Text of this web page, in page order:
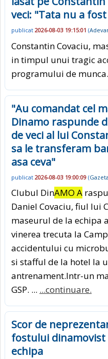
veci: "Tata nu a
publicat 2026-08-03 19:15:01 (
Constantin Covaciu,
in timpul unui tragic
programului de munca.
"Au comandat cel
Dinamo raspunde
de veci al lui
sa le transferam
asa ceva"
publicat 2026-08-03 19:00:09 (
Clubul DinAMO A
Daniel Covaciu, fiul lui
maseurul de la echipa
vinerea trecuta la
accidentului cu
si stafful de la hotel la
antrenament.Intr-un
GSP. ... ...continuare.
Scor de
fostului dinamovist
echipa